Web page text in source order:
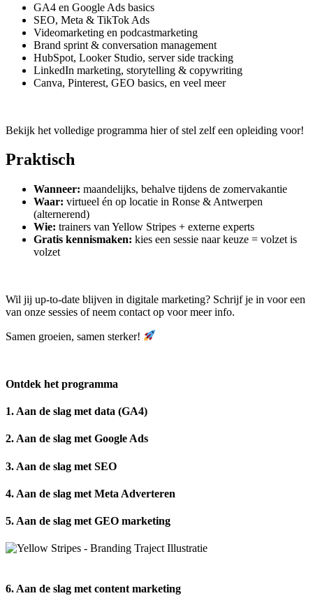
GA4 en Google Ads basics
SEO, Meta & TikTok Ads
Videomarketing en podcastmarketing
Brand sprint & conversation management
HubSpot, Looker Studio, server side tracking
LinkedIn marketing, storytelling & copywriting
Canva, Pinterest, GEO basics, en veel meer
Bekijk het volledige programma hier of stel zelf een opleiding voor!
Praktisch
Wanneer: maandelijks, behalve tijdens de zomervakantie
Waar: virtueel én op locatie in Ronse & Antwerpen
(alternerend)
Wie: trainers van Yellow Stripes + externe experts
Gratis kennismaken: kies een sessie naar keuze = volzet is
volzet
Wil jij up-to-date blijven in digitale marketing? Schrijf je in voor een
van onze sessies of neem contact op voor meer info.
Samen groeien, samen sterker!
Ontdek het programma
1. Aan de slag met data (GA4)
2. Aan de slag met Google Ads
3. Aan de slag met SEO
4. Aan de slag met Meta Adverteren
5. Aan de slag met GEO marketing
6. Aan de slag met content marketing